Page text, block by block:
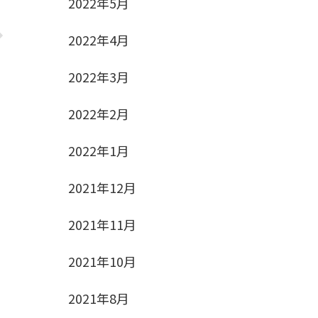
2022年4月
2022年3月
2022年2月
2022年1月
2021年12月
2021年11月
2021年10月
2021年8月